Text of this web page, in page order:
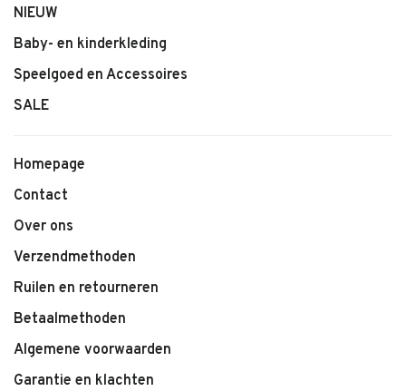
NIEUW
Baby- en kinderkleding
Speelgoed en Accessoires
SALE
Homepage
Contact
Over ons
Verzendmethoden
Ruilen en retourneren
Betaalmethoden
Algemene voorwaarden
Garantie en klachten